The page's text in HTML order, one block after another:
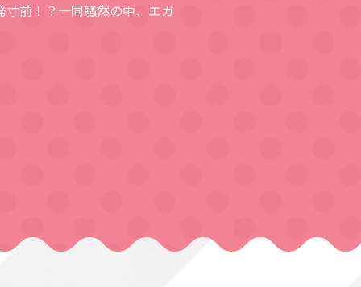
前！？一同騒然の中、エガ